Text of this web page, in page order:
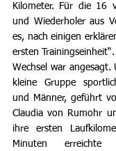
Kilometer. Für die 16
und Wiederholer aus
es, nach einigen
ersten
Wechsel war angesagt.
kleine Gruppe
und Männer, geführt
Claudia von Rumohr
ihre ersten
Minuten